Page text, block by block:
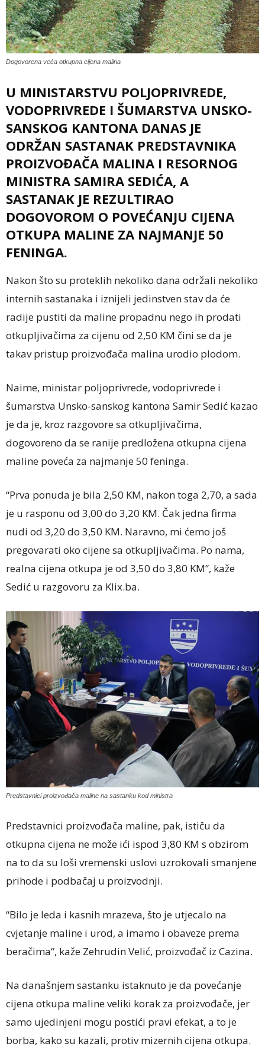
Dogovorena veća otkupna cijena malina
U MINISTARSTVU POLJOPRIVREDE,
VODOPRIVREDE I ŠUMARSTVA UNSKO-
SANSKOG KANTONA DANAS JE
ODRŽAN SASTANAK PREDSTAVNIKA
PROIZVOĐAČA MALINA I RESORNOG
MINISTRA SAMIRA SEDIĆA, A
SASTANAK JE REZULTIRAO
DOGOVOROM O POVEĆANJU CIJENA
OTKUPA MALINE ZA NAJMANJE 50
FENINGA.
Nakon što su proteklih nekoliko dana održali nekoliko
internih sastanaka i iznijeli jedinstven stav da će
radije pustiti da maline propadnu nego ih prodati
otkupljivačima za cijenu od 2,50 KM čini se da je
takav pristup proizvođača malina urodio plodom.
Naime, ministar poljoprivrede, vodoprivrede i
šumarstva Unsko-sanskog kantona Samir Sedić kazao
je da je, kroz razgovore sa otkupljivačima,
dogovoreno da se ranije predložena otkupna cijena
maline poveća za najmanje 50 feninga.
“Prva ponuda je bila 2,50 KM, nakon toga 2,70, a sada
je u rasponu od 3,00 do 3,20 KM. Čak jedna firma
nudi od 3,20 do 3,50 KM. Naravno, mi ćemo još
pregovarati oko cijene sa otkupljivačima. Po nama,
realna cijena otkupa je od 3,50 do 3,80 KM”, kaže
Sedić u razgovoru za Klix.ba.
Predstavnici proizvođača maline na sastanku kod ministra
Predstavnici proizvođača maline, pak, ističu da
otkupna cijena ne može ići ispod 3,80 KM s obzirom
na to da su loši vremenski uslovi uzrokovali smanjene
prihode i podbačaj u proizvodnji.
“Bilo je leda i kasnih mrazeva, što je utjecalo na
cvjetanje maline i urod, a imamo i obaveze prema
beračima“, kaže Zehrudin Velić, proizvođač iz Cazina.
Na današnjem sastanku istaknuto je da povećanje
cijena otkupa maline veliki korak za proizvođače, jer
samo ujedinjeni mogu postići pravi efekat, a to je
borba, kako su kazali, protiv mizernih cijena otkupa.